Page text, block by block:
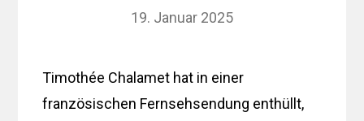
19. Januar 2025
Timothée Chalamet hat in einer
französischen Fernsehsendung enthüllt,